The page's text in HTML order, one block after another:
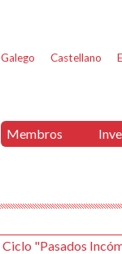
Galego Castellano
Membros
Ciclo "Pasados